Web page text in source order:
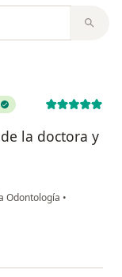
la doctora y
Odontología •